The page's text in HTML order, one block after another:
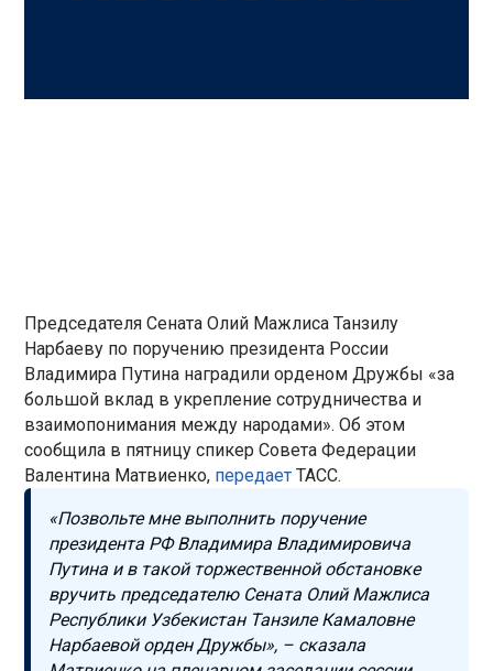
Председателя Сената Олий Мажлиса Танзилу
Нарбаеву по поручению президента России
Владимира Путина наградили орденом Дружбы «за
большой вклад в укрепление сотрудничества и
взаимопонимания между народами». Об этом
сообщила в пятницу спикер Совета Федерации
Валентина Матвиенко, передаетТАСС.
«Позвольте мне выполнить поручение
президента РФ Владимира Владимировича
Путина и в такой торжественной обстановке
вручить председателю Сената Олий Мажлиса
Республики Узбекистан Танзиле Камаловне
Нарбаевой орден Дружбы», – сказала